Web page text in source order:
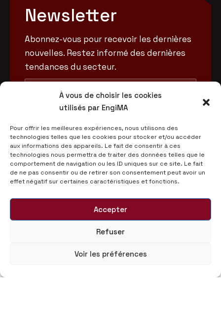
À vous de choisir les cookies
utilisés par EngiMA
Pour offrir les meilleures expériences, nous utilisons des
technologies telles que les cookies pour stocker et/ou accéder
aux informations des appareils. Le fait de consentir à ces
technologies nous permettra de traiter des données telles que le
comportement de navigation ou les ID uniques sur ce site. Le fait
de ne pas consentir ou de retirer son consentement peut avoir un
effet négatif sur certaines caractéristiques et fonctions.
Accepter
Refuser
Voir les préférences
Newsletter
Abonnez-vous pour recevoir les dernières
nouvelles. Restez informé des dernières
tendances du secteur.
© 2025 Morocco Automotive Engineering - EngiMA,